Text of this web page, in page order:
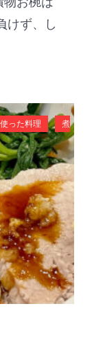
けず、し
った料理
煮